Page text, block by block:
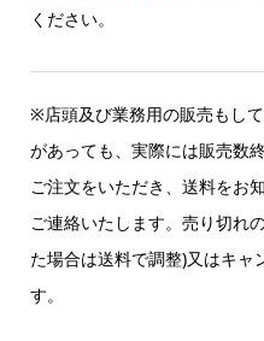
ください。
※店頭及び業務用の販売もし
があっても、実際には販売数
ご注文をいただき、送料をお
ご連絡いたします。売り切れ
た場合は送料で調整)又はキャ
す。